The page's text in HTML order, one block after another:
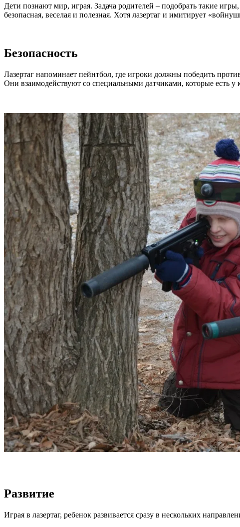
Дети познают мир, играя. Задача родителей – подобрать такие
безопасная, веселая и полезная. Хотя лазертаг и имитирует
Безопасность
Лазертаг напоминает пейнтбол, где игроки должны победить
Они взаимодействуют со специальными датчиками, которые есть у
Развитие
Играя в лазертаг, ребенок развивается сразу в нескольких